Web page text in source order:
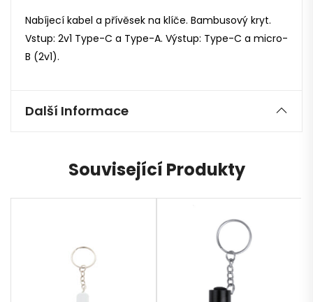
Nabíjecí kabel a přívěsek na klíče. Bambusový kryt.
Vstup: 2v1 Type-C a Type-A. Výstup: Type-C a micro-
B (2v1).
Další Informace
Související Produkty